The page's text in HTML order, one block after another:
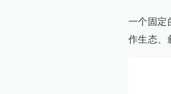
一个固定
作生态、